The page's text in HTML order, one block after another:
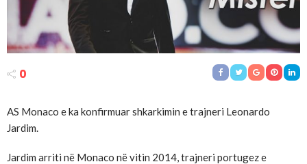
0
AS Monaco e ka konfirmuar shkarkimin e trajneri Leonardo
Jardim.
Jardim arriti në Monaco në vitin 2014, trajneri portugez e